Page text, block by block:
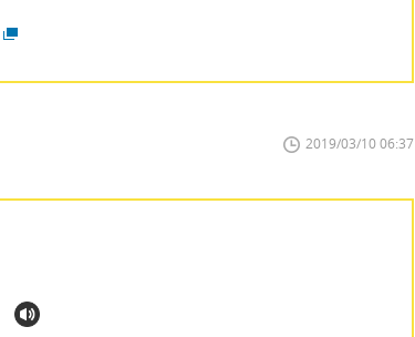
2019/03/10 06:37